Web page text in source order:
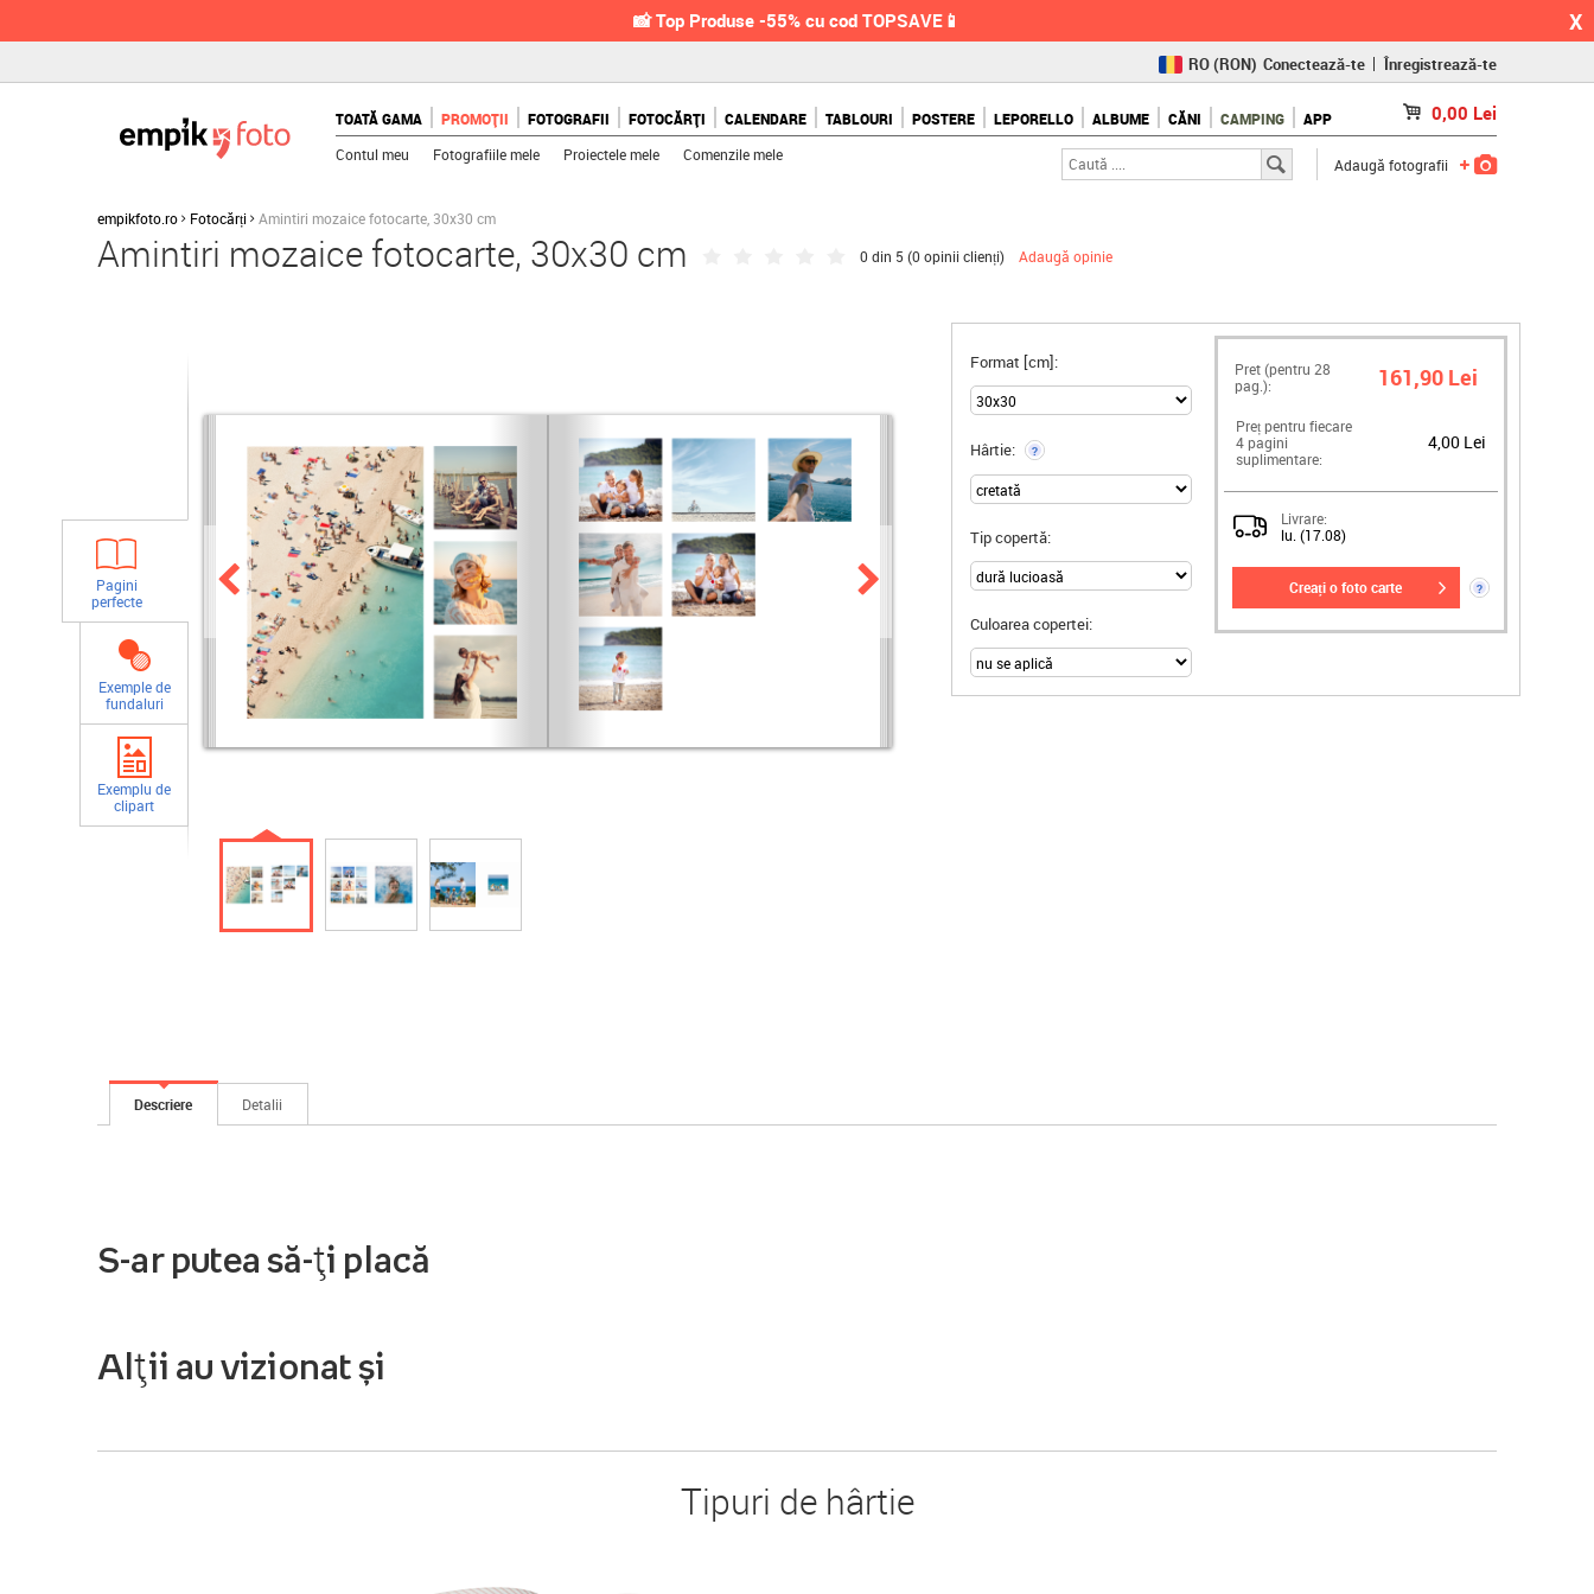
📸 Top Produse -55% cu cod TOPSAVE📱 X
(KČ)
SK(€)
RO(RON) Conectează-te Înregistrează-te
TOATĂ GAMA PROMOȚII FOTOGRAFII FOTOCĂRȚI CALENDARE TABLOURI POSTERE LEPORELLO ALBUME CĂNI CAMPING APP 0,00 Lei
Contul meu Fotografiile mele Proiectele mele Comenzile mele
Adaugă fotografii
empikfoto.ro Fotocărți Amintiri mozaice fotocarte, 30x30 cm
Amintiri mozaice fotocarte, 30x30 cm 0 din 5 (0 opinii clienți) Adaugă opinie
Pagini
perfecte
Exemple de
fundaluri
Exemplu de
clipart
Format [cm]:
Hârtie: ?
Tip copertă:
Culoarea copertei:
Pret (pentru 28
pag.):
161,90 Lei
Preț pentru fiecare
4 pagini
suplimentare:
4,00 Lei
Livrare:
lu. (17.08)
creați o foto carte ?
Descriere Detalii
S-ar putea să-ți placă
Alții au vizionat și
Tipuri de hârtie